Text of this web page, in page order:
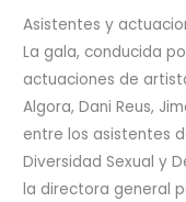
Asistentes y
La gala, conducida
actuaciones de
Algora, Dani Reus,
entre los asistentes
Diversidad Sexual y
la directora general